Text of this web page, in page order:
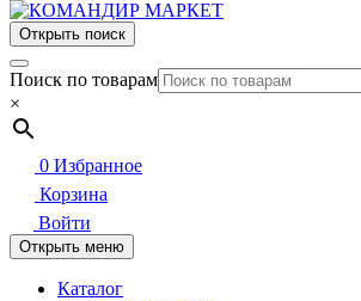
Открыть поиск
Поиск по товарам
×
0 Избранное
Корзина
Войти
Открыть меню
Каталог